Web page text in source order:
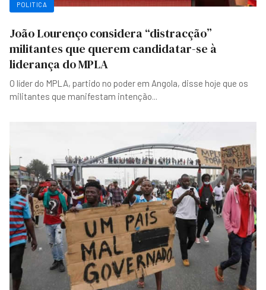
POLITICA
João Lourenço considera “distracção”
militantes que querem candidatar-se à
liderança do MPLA
O líder do MPLA, partido no poder em Angola, disse hoje que os
militantes que manifestam intenção...